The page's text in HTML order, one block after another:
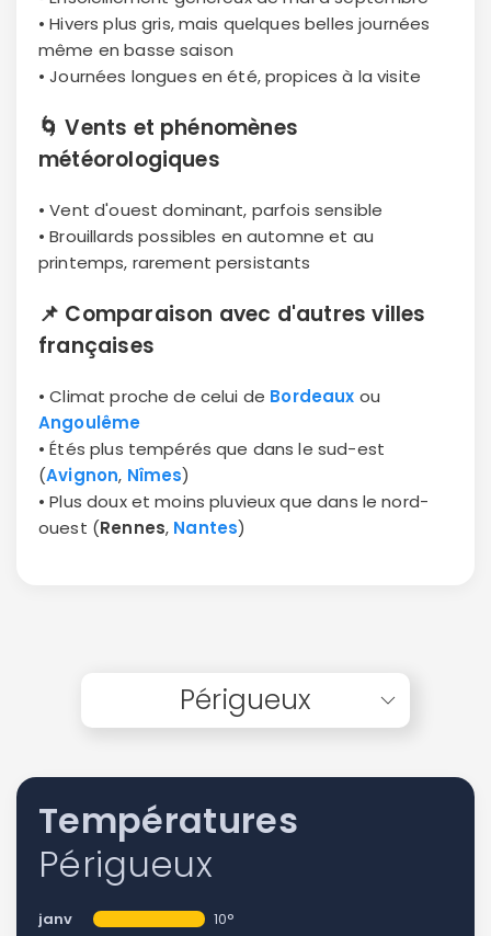
• Hivers plus gris, mais quelques belles journées
même en basse saison
• Journées longues en été, propices à la visite
🌀Vents et phénomènes
météorologiques
• Vent d'ouest dominant, parfois sensible
• Brouillards possibles en automne et au
printemps, rarement persistants
📌 Comparaison avec d'autres villes
françaises
• Climat proche de celui de Bordeaux ou
Angoulême
• Étés plus tempérés que dans le sud-est
(Avignon, Nîmes)
• Plus doux et moins pluvieux que dans le nord-
ouest (Rennes, Nantes)
Périgueux
Températures
Périgueux
janv
10°